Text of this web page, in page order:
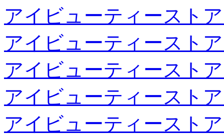
アイビューティースト
アイビューティースト
アイビューティースト
アイビューティースト
アイビューティースト